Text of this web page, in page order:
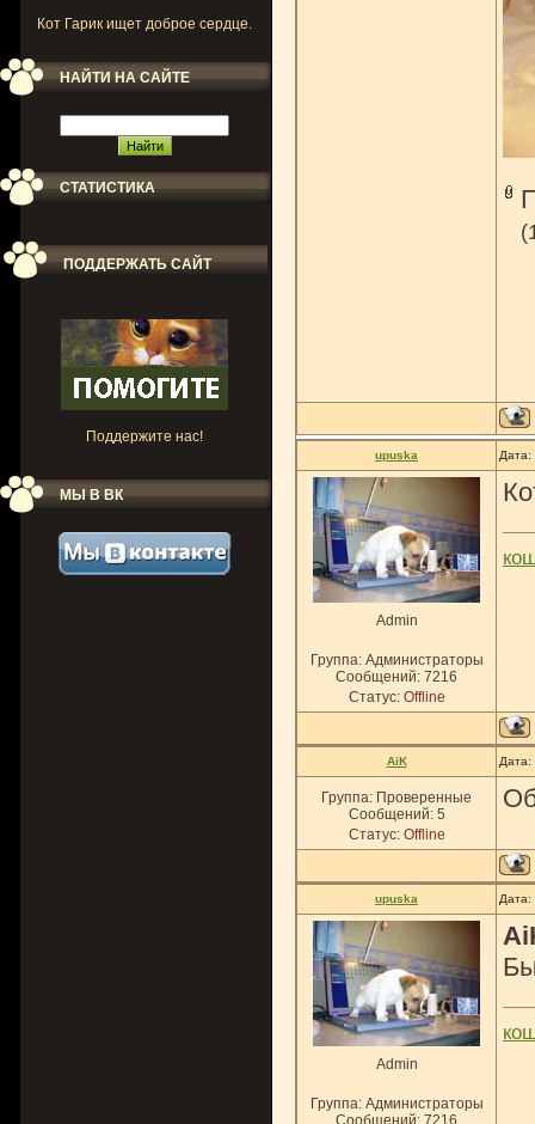
Кот Гарик ищет доброе сердце.
НАЙТИ НА САЙТЕ
СТАТИСТИКА
ПОДДЕРЖАТЬ САЙТ
Поддержите нас!
МЫ В ВК
upuska
Admin
Группа: Администраторы
Сообщений: 7216
Статус: Offline
AiK
Группа: Проверенные
Сообщений: 5
Статус: Offline
upuska
Admin
Группа: Администраторы
Сообщений: 7216